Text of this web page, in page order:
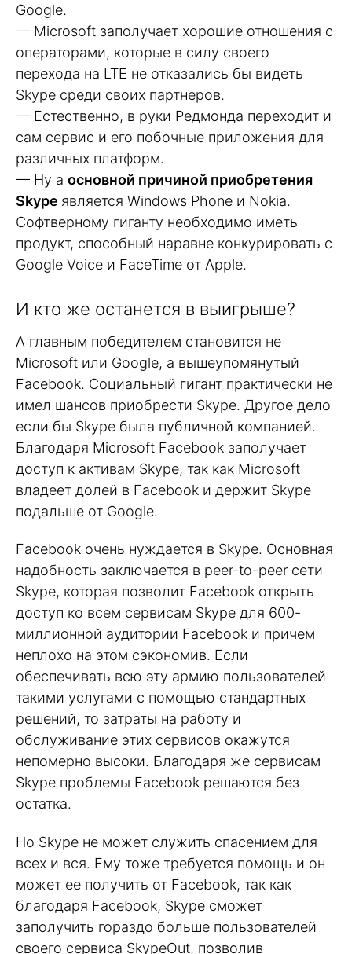
Google.
— Microsoft заполучает хорошие отношения с
операторами, которые в силу своего
перехода на LTE не отказались бы видеть
Skype среди своих партнеров.
— Естественно, в руки Редмонда переходит и
сам сервис и его побочные приложения для
различных платформ.
— Ну а основной причиной приобретения
Skype является Windows Phone и Nokia.
Софтверному гиганту необходимо иметь
продукт, способный наравне конкурировать с
Google Voice и FaceTime от Apple.
И кто же останется в выигрыше?
А главным победителем становится не
Microsoft или Google, а вышеупомянутый
Facebook. Социальный гигант практически не
имел шансов приобрести Skype. Другое дело
если бы Skype была публичной компанией.
Благодаря Microsoft Facebook заполучает
доступ к активам Skype, так как Microsoft
владеет долей в Facebook и держит Skype
подальше от Google.
Facebook очень нуждается в Skype. Основная
надобность заключается в peer-to-peer сети
Skype, которая позволит Facebook открыть
доступ ко всем сервисам Skype для 600-
миллионной аудитории Facebook и причем
неплохо на этом сэкономив. Если
обеспечивать всю эту армию пользователей
такими услугами с помощью стандартных
решений, то затраты на работу и
обслуживание этих сервисов окажутся
непомерно высоки. Благодаря же сервисам
Skype проблемы Facebook решаются без
остатка.
Но Skype не может служить спасением для
всех и вся. Ему тоже требуется помощь и он
может ее получить от Facebook, так как
благодаря Facebook, Skype сможет
заполучить гораздо больше пользователей
своего сервиса SkypeOut, позволив